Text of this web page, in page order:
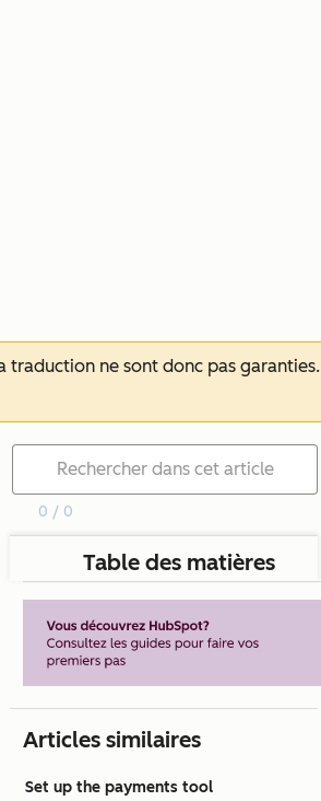
ne sont donc pas garanties.
0 / 0
Table des matières
Articles similaires
Set up the payments tool